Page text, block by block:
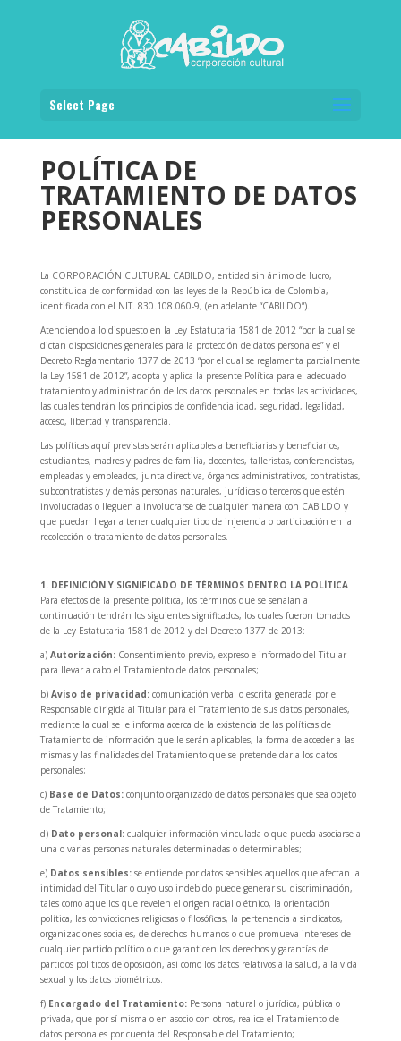
Select Page
POLÍTICA DE
TRATAMIENTO DE DATOS
PERSONALES
La CORPORACIÓN CULTURAL CABILDO, entidad sin ánimo de lucro,
constituida de conformidad con las leyes de la República de Colombia,
identificada con el NIT. 830.108.060-9, (en adelante “CABILDO”).
Atendiendo a lo dispuesto en la Ley Estatutaria 1581 de 2012 “por la cual se
dictan disposiciones generales para la protección de datos personales” y el
Decreto Reglamentario 1377 de 2013 “por el cual se reglamenta parcialmente
la Ley 1581 de 2012”, adopta y aplica la presente Política para el adecuado
tratamiento y administración de los datos personales en todas las actividades,
las cuales tendrán los principios de confidencialidad, seguridad, legalidad,
acceso, libertad y transparencia.
Las políticas aquí previstas serán aplicables a beneficiarias y beneficiarios,
estudiantes, madres y padres de familia, docentes, talleristas, conferencistas,
empleadas y empleados, junta directiva, órganos administrativos, contratistas,
subcontratistas y demás personas naturales, jurídicas o terceros que estén
involucradas o lleguen a involucrarse de cualquier manera con CABILDO y
que puedan llegar a tener cualquier tipo de injerencia o participación en la
recolección o tratamiento de datos personales.
1. DEFINICIÓN Y SIGNIFICADO DE TÉRMINOS DENTRO LA POLÍTICA
Para efectos de la presente política, los términos que se señalan a
continuación tendrán los siguientes significados, los cuales fueron tomados
de la Ley Estatutaria 1581 de 2012 y del Decreto 1377 de 2013:
a) Autorización:Consentimiento previo, expreso e informado del Titular
para llevar a cabo el Tratamiento de datos personales;
b) Aviso de privacidad:comunicación verbal o escrita generada por el
Responsable dirigida al Titular para el Tratamiento de sus datos personales,
mediante la cual se le informa acerca de la existencia de las políticas de
Tratamiento de información que le serán aplicables, la forma de acceder a las
mismas y las finalidades del Tratamiento que se pretende dar a los datos
personales;
c) Base de Datos:conjunto organizado de datos personales que sea objeto
de Tratamiento;
d) Dato personal:cualquier información vinculada o que pueda asociarse a
una o varias personas naturales determinadas o determinables;
e) Datos sensibles:se entiende por datos sensibles aquellos que afectan la
intimidad del Titular o cuyo uso indebido puede generar su discriminación,
tales como aquellos que revelen el origen racial o étnico, la orientación
política, las convicciones religiosas o filosóficas, la pertenencia a sindicatos,
organizaciones sociales, de derechos humanos o que promueva intereses de
cualquier partido político o que garanticen los derechos y garantías de
partidos políticos de oposición, así como los datos relativos a la salud, a la vida
sexual y los datos biométricos.
f) Encargado del Tratamiento:Persona natural o jurídica, pública o
privada, que por sí misma o en asocio con otros, realice el Tratamiento de
datos personales por cuenta del Responsable del Tratamiento;